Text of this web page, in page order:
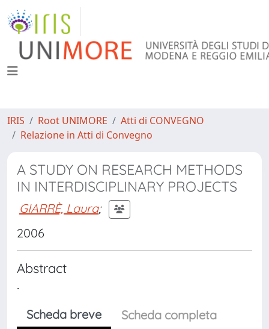
IRIS Root UNIMORE
Atti di CONVEGNO
Relazione in Atti di Convegno
A STUDY ON RESEARCH METHODS
IN INTERDISCIPLINARY PROJECTS
GIARRÈ, Laura;
2006
Abstract
.
Scheda breve
Scheda completa